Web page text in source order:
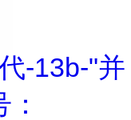
-13b-"并